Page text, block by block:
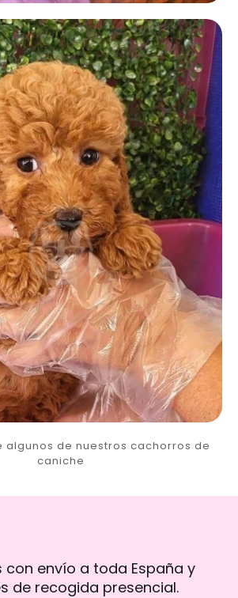
algunos de nuestros cachorros de
caniche
con envío a toda España y
de recogida presencial.